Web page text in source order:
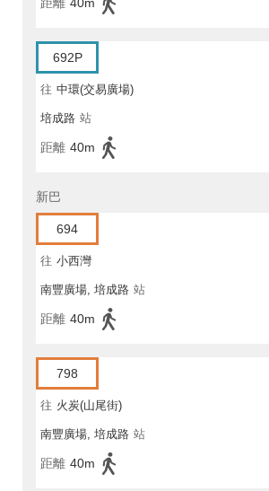
距離 40m
692P
往 中環(交易廣場)
培成路 站
距離 40m
新巴
694
往 小西灣
南豐廣場, 培成路 站
距離 40m
798
往 火炭(山尾街)
南豐廣場, 培成路 站
距離 40m